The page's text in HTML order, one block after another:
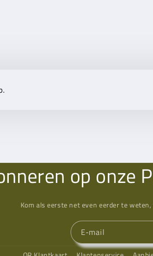
op onze
Kom als eerste net even eerder te
E‑mail